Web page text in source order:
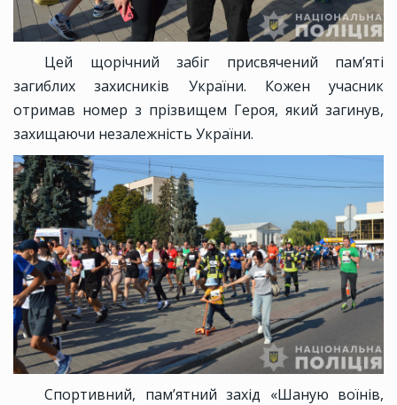
Цей щорічний забіг присвячений пам’яті
загиблих захисників України. Кожен учасник
отримав номер з прізвищем Героя, який загинув,
захищаючи незалежність України.
Спортивний, пам’ятний захід «Шаную воїнів,